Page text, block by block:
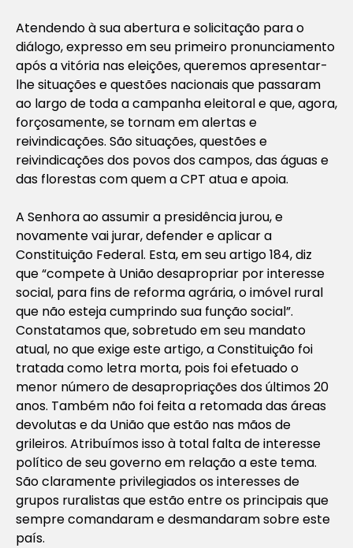
Atendendo à sua abertura e solicitação para o
diálogo, expresso em seu primeiro pronunciamento
após a vitória nas eleições, queremos apresentar-
lhe situações e questões nacionais que passaram
ao largo de toda a campanha eleitoral e que, agora,
forçosamente, se tornam em alertas e
reivindicações. São situações, questões e
reivindicações dos povos dos campos, das águas e
das florestas com quem a CPT atua e apoia.
A Senhora ao assumir a presidência jurou, e
novamente vai jurar, defender e aplicar a
Constituição Federal. Esta, em seu artigo 184, diz
que “compete à União desapropriar por interesse
social, para fins de reforma agrária, o imóvel rural
que não esteja cumprindo sua função social”.
Constatamos que, sobretudo em seu mandato
atual, no que exige este artigo, a Constituição foi
tratada como letra morta, pois foi efetuado o
menor número de desapropriações dos últimos 20
anos. Também não foi feita a retomada das áreas
devolutas e da União que estão nas mãos de
grileiros. Atribuímos isso à total falta de interesse
político de seu governo em relação a este tema.
São claramente privilegiados os interesses de
grupos ruralistas que estão entre os principais que
sempre comandaram e desmandaram sobre este
país.